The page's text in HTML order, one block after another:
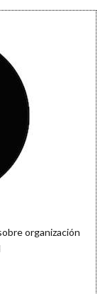
organización